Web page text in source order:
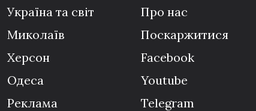
Україна та світ
Миколаїв
Херсон
Одеса
Реклама
Про нас
Поскаржитися
Facebook
Youtube
Telegram